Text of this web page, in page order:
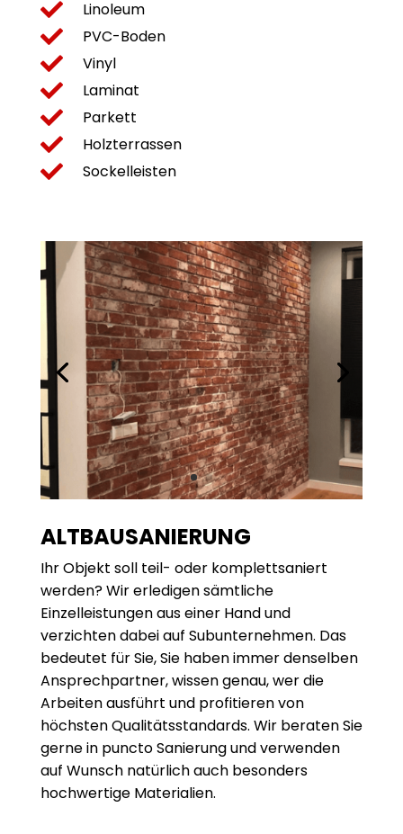
 Linoleum
 PVC-Boden
 Vinyl
 Laminat
 Parkett
 Holzterrassen
 Sockelleisten
ALTBAU­SANIERUNG
Ihr Objekt soll teil- oder komplettsaniert
werden? Wir erledigen sämtliche
Einzelleistungen aus einer Hand und
verzichten dabei auf Subunternehmen. Das
bedeutet für Sie, Sie haben immer denselben
Ansprechpartner, wissen genau, wer die
Arbeiten ausführt und profitieren von
höchsten Qualitätsstandards. Wir beraten Sie
gerne in puncto Sanierung und verwenden
auf Wunsch natürlich auch besonders
hochwertige Materialien.